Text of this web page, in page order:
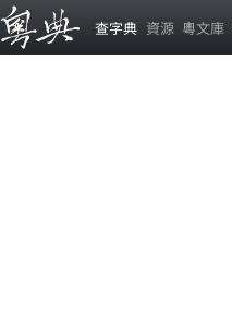
查字典 資源 粵文庫